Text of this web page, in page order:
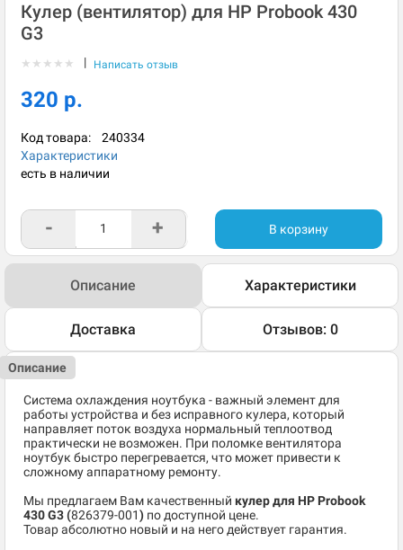
Кулер (вентилятор) для HP Probook 430
G3
★ ★ ★ ★ ★ | Написать отзыв
320 р.
Код товара: 240334
Характеристики
есть в наличии
- + В корзину
Описание Характеристики
Доставка Отзывов: 0
Описание
Система охлаждения ноутбука - важный элемент для
работы устройства и без исправного кулера, который
направляет поток воздуха нормальный теплоотвод
практически не возможен. При поломке вентилятора
ноутбук быстро перегревается, что может привести к
сложному аппаратному ремонту.
Мы предлагаем Вам качественный кулер для HP Probook
430 G3 (826379-001) по доступной цене.
Товар абсолютно новый и на него действует гарантия.